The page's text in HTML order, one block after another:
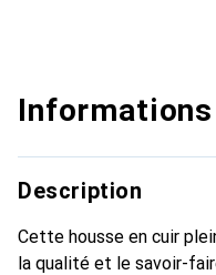
Description
Cette housse en cuir
la qualité et le savoir-